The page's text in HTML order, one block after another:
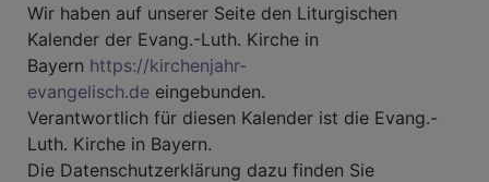
Wir haben auf unserer Seite den Liturgischen
Kalender der Evang.-Luth. Kirche in
Bayern https://kirchenjahr-
evangelisch.de eingebunden.
Verantwortlich für diesen Kalender ist die Evang.-
Luth. Kirche in Bayern.
Die Datenschutzerklärung dazu finden Sie